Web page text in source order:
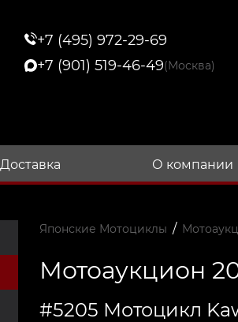
+7 (495) 972-29-69
+7 (901) 519-46-49(Москва)
Доставка О компании
Японские Мотоциклы /
Мотоаукцион
#5205 Мотоцикл